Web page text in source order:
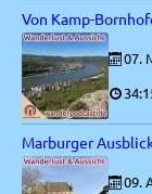
Von Kamp-
07.
Marburger
09.